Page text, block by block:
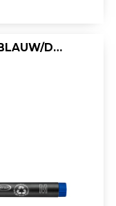
OHP/CD/DVDMARKER LC317 M BLAUW/DOOS 10